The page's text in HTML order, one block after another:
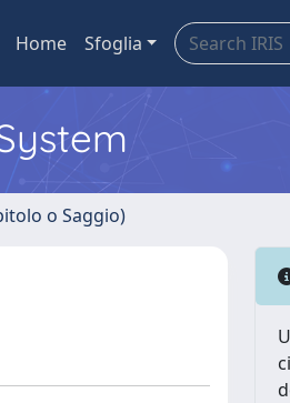
Home Sfoglia
o Saggio)